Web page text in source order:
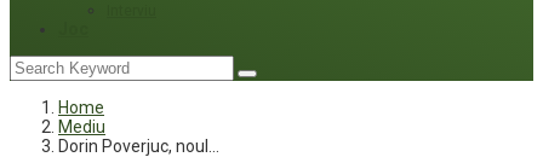
Home
Mediu
Dorin Poverjuc, noul…